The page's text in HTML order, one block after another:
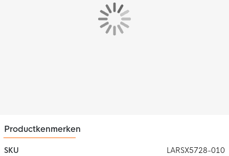
Productkenmerken
SKU
LARSX5728-010